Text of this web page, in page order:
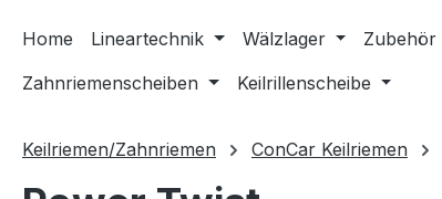
Home Lineartechnik Wälzlager Zubehör
Zahnriemenscheiben
Keilrillenscheibe
Keilriemen/Zahnriemen ConCar Keilriemen